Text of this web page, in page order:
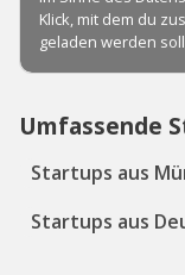
Umfassende
Startups aus
Startups aus